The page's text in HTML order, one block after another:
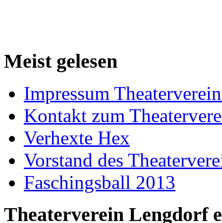
Meist gelesen
Impressum
Kontakt zum
Verhexte Hex
Vorstand des
Faschingsball 2013
Theaterverein Lengdorf